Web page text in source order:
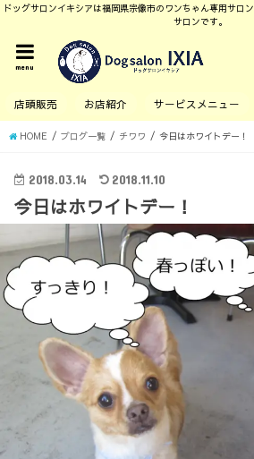
ドッグサロンイキシアは福岡県宗像市のワンちゃん専用サロ
サロンです。
menu
店頭販売 お店紹介 サービスメニュー
HOME ブログ一覧 チワワ 今日はホワイトデー！
2018.03.14 2018.11.10
今日はホワイトデー！